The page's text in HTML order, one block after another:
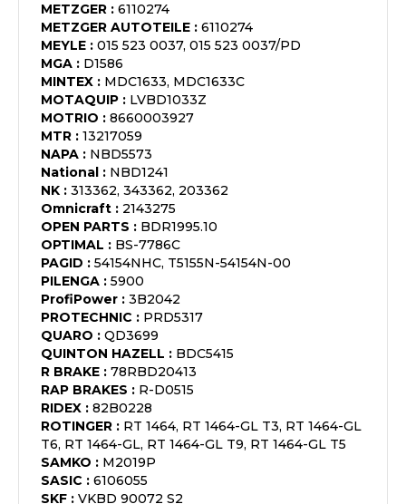
METZGER : 6110274
METZGER AUTOTEILE : 6110274
MEYLE : 015 523 0037, 015 523 0037/PD
MGA : D1586
MINTEX : MDC1633, MDC1633C
MOTAQUIP : LVBD1033Z
MOTRIO : 8660003927
MTR : 13217059
NAPA : NBD5573
National : NBD1241
NK : 313362, 343362, 203362
Omnicraft : 2143275
OPEN PARTS : BDR1995.10
OPTIMAL : BS-7786C
PAGID : 54154NHC, T5155N-54154N-00
PILENGA : 5900
ProfiPower : 3B2042
PROTECHNIC : PRD5317
QUARO : QD3699
QUINTON HAZELL : BDC5415
R BRAKE : 78RBD20413
RAP BRAKES : R-D0515
RIDEX : 82B0228
ROTINGER : RT 1464, RT 1464-GL T3, RT 1464-GL
T6, RT 1464-GL, RT 1464-GL T9, RT 1464-GL T5
SAMKO : M2019P
SASIC : 6106055
SKF : VKBD 90072 S2